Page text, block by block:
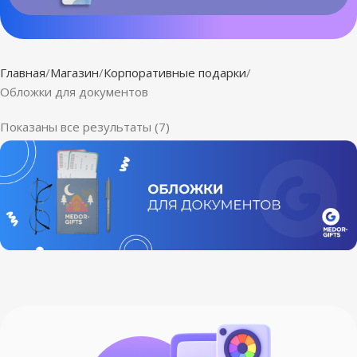
Главная Магазин Корпоративные подарки
Обложки для документов
Показаны все результаты (7)